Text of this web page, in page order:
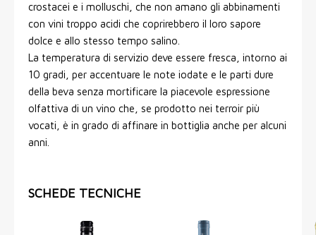
crostacei e i molluschi, che non amano gli abbinamenti
con vini troppo acidi che coprirebbero il loro sapore
dolce e allo stesso tempo salino.
La temperatura di servizio deve essere fresca, intorno ai
10 gradi, per accentuare le note iodate e le parti dure
della beva senza mortificare la piacevole espressione
olfattiva di un vino che, se prodotto nei terroir più
vocati, è in grado di affinare in bottiglia anche per alcuni
anni.
SCHEDE TECNICHE